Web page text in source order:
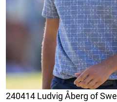
240414 Ludvig Åberg of